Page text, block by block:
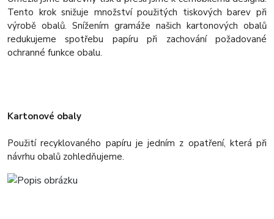
Tento krok snižuje množství použitých tiskových barev při
výrobě obalů. Snížením gramáže našich kartonových obalů
redukujeme spotřebu papíru při zachování požadované
ochranné funkce obalu.
Kartonové obaly
Použití recyklovaného papíru je jedním z opatření, která při
návrhu obalů zohledňujeme.